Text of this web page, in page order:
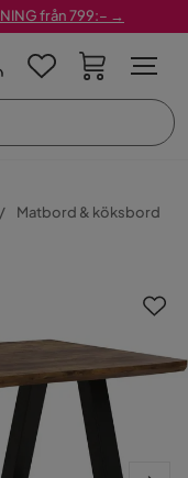
från 799:– →
Matbord & köksbord